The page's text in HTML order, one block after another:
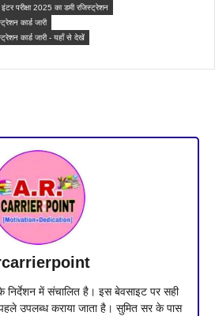
परीक्षा 2025 का डमी रजिस्ट्रेशन
कार्ड जारी
कार्ड जारी - यहाँ से देखें
में संचालित है। इस बेवसाइट पर सही
उपलब्ध कराया जाता है। सुमित सर के पास